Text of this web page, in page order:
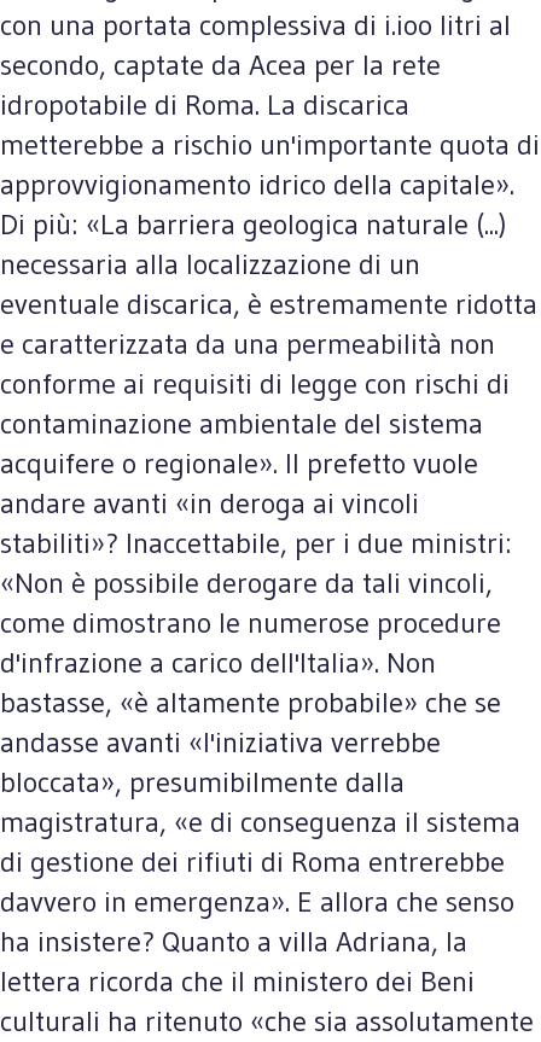
con una portata complessiva di i.ioo litri al
secondo, captate da Acea per la rete
idropotabile di Roma. La discarica
metterebbe a rischio un'importante quota di
approvvigionamento idrico della capitale».
Di più: «La barriera geologica naturale (...)
necessaria alla localizzazione di un
eventuale discarica, è estremamente ridotta
e caratterizzata da una permeabilità non
conforme ai requisiti di legge con rischi di
contaminazione ambientale del sistema
acquifere o regionale». Il prefetto vuole
andare avanti «in deroga ai vincoli
stabiliti»? Inaccettabile, per i due ministri:
«Non è possibile derogare da tali vincoli,
come dimostrano le numerose procedure
d'infrazione a carico dell'Italia». Non
bastasse, «è altamente probabile» che se
andasse avanti «l'iniziativa verrebbe
bloccata», presumibilmente dalla
magistratura, «e di conseguenza il sistema
di gestione dei rifiuti di Roma entrerebbe
davvero in emergenza». E allora che senso
ha insistere? Quanto a villa Adriana, la
lettera ricorda che il ministero dei Beni
culturali ha ritenuto «che sia assolutamente